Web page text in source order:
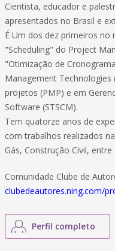
Cientista, educador e
apresentados no Brasil e
É Um dos dez primeiros
"Scheduling" do Project
"Otimização de
Management Technologies
projetos (PMP) e em
Software (STSCM).
Tem quatorze anos de
com trabalhos realizados
Gás, Construção Civil,
Comunidade Clube de
clubedeautores.ning.com/
Perfil completo